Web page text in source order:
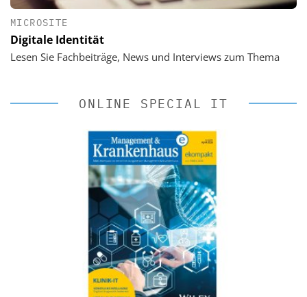
MICROSITE
Digitale Identität
Lesen Sie Fachbeiträge, News und Interviews zum Thema
ONLINE SPECIAL IT